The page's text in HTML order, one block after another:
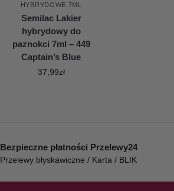
HYBRYDOWE 7ML
Semilac Lakier
hybrydowy do
paznokci 7ml – 449
Captain’s Blue
37,99zł
Bezpieczne płatności Przelewy24
Przelewy błyskawiczne / Karta / BLIK